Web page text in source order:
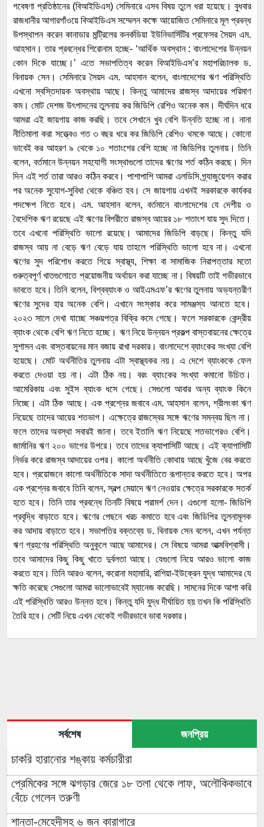
গবেষণা প্রতিষ্ঠানের (বিআইডিএস) সেমিনারে এসব বিষয় তুলে ধরা হয়েছে। বুধবার
রাজধানীর আগারগাঁওয়ে বিআইডিএস সম্মেলন কক্ষে আয়োজিত সেমিনারে মূল প্রবন্ধ
উপস্থাপন করেন কানাডার মন্ট্রিলের কনর্কডিয়া ইউনিভার্সিটির প্রফেসর সৈয়দ এম.
আহসান। তার প্রবন্ধের শিরোনাম হচ্ছে- ‘আর্থিক অবস্থান : বাংলাদেশের উন্নয়ন
কোন দিকে যাচ্ছে।’ এতে সভাপতিত্ব করেন বিআইডিএস’র মহাপরিচালক ড.
বিনায়ক সেন। সেমিনারে সৈয়দ এম. আহসান বলেন, বাংলাদেশের ঋণ পরিস্থিতি
এখনো স্বস্তিদায়ক অবস্থায় আছে। কিন্তু আমাদের রাজস্ব আদায়ের পরিমাণ
কম। মোট দেশজ উৎপাদনের তুলনায় কর জিডিপি রেশিও অনেক কম। দীর্ঘদিন ধরে
আমরা এই জায়গায় কাজ করছি। তবে সেখানে খুব বেশি উন্নতি হচ্ছে না। নানা
নীতিমালা করা সত্ত্বেও গত ৩ বছর ধরে কর জিডিপি রেশিও থমকে আছে। কোনো
ভাবেই কর আহরণ ৯ থেকে ১০ শতাংশের বেশি হচ্ছে না জিডিপির তুলনায়। তিনি
বলেন, বর্তমানে উন্নয়ন সহযোগী সংস্থাগুলো তাদের ঋণের শর্ত কঠিন করছে। দিন
দিন এই শর্ত তারা আরও কঠিন করবে। পাশাপাশি আমরা এলডিসি গ্র্যাজুয়েশন করার
পর অনেক সুযোগ-সুবিধা থেকে বঞ্চিত হব। সে জায়গায় এখনই সরকারকে কার্যকর
পদক্ষেপ নিতে হবে। এম. আহসান বলেন, বর্তমানে বাংলাদেশের যে দেশীয় ও
বৈদেশিক ঋণ রয়েছে এই ঋণের বিপরীতে রাজস্ব আয়ের ১৮ শতাংশ যায় সুদ দিতে।
তবে এখনো পরিস্থিতি ভালো রয়েছে। আমাদের জিডিপি বাড়ছে। কিন্তু যদি
রাজস্ব আয় না বেড়ে ঋণ বেড়ে যায় তাহলে পরিস্থিতি ভালো হবে না। এখনো
ঋণের সুদ পরিশোধ করতে গিয়ে স্বাস্থ্য, শিক্ষা বা সামাজিক নিরাপত্তার মতো
গুরুত্বপূর্ণ খাতগুলোতে প্রয়োজনীয় অর্থায়ন করা যাচ্ছে না। বিষয়টি তাই গভীরভাবে
ভাবতে হবে। তিনি বলেন, বিশ্বব্যাংক ও আইএমএফ’র ঋণের তুলনায় অভ্যন্তরীণ
ঋণের সুদের হার অনেক বেশি। এখানে সংস্কার করে সামঞ্জস্য আনতে হবে।
২০২৩ সালে দেখা যাচ্ছে সঞ্চয়পত্র বিক্রি কমে গেছে। ফলে সরকারকে কেন্দ্রীয়
ব্যাংক থেকে বেশি ঋণ নিতে হচ্ছে। ঋণ নিয়ে উন্নয়ন প্রকল্প বাস্তবায়নের ক্ষেত্রে
সুশাসন এবং বাস্তবায়নের মান বজায় রাখা দরকার। বাংলাদেশে ব্যাংকের সংখ্যা বেশি
হয়েছে। মোট অর্থনীতির তুলনায় এটা স্বাস্থ্যকর নয়। এ দেশে ব্যাংককে ফেল
করতে দেওয়া হয় না। এটা ঠিক নয়। বরং ব্যাংকের সংখ্যা কমানো উচিত।
আমেরিকায় এবং সুইস ব্যাংক ধসে গেছে। সেগুলো আবার অন্য ব্যাংক কিনে
নিচ্ছে। এটা ঠিক আছে। এক প্রশ্নের জবাবে এম. আহসান বলেন, শ্রীলংকা ঋণ
নিয়েছে তাদের আয়ের শতভাগ। এক্ষেত্রে রাজস্বের সঙ্গে ঋণের সমন্বয় ছিল না।
ফলে তাদের অবস্থা সবারই জানা। তবে ইতালি ঋণ নিয়েছে শতভাগেরও বেশি।
জার্মানির ঋণ ২০০ ভাগের উপরে। তবে তাদের ক্যাপাসিটি আছে। এই ক্যাপাসিটি
নির্ভর করে রাজস্ব আদায়ের ওপর। কালো অর্থনীতি কোথায় আছে খুঁজে বের করতে
হবে। প্রয়োজনে কালো অর্থনীতিকে সাদা অর্থনীতিতে রূপান্তর করতে হবে। অপর
এক প্রশ্নের জবাবে তিনি বলেন, স্বল্প মেয়াদে ঋণ নেওয়ার ক্ষেত্রে সরকারকে সতর্ক
হতে হবে। তিনি তার প্রবন্ধে তিনটি বিষয়ে পরামর্শ দেন। এগুলো হলো- জিডিপি
প্রবৃদ্ধি বাড়াতে হবে। ঋণের পেছনে খরচ কমাতে হবে এবং জিডিপির তুলনামূলক
কর আদায় বাড়াতে হবে। সভাপতির বক্তব্যে ড. বিনায়ক সেন বলেন, এখন পর্যন্ত
ঋণ গ্রহণের পরিস্থিতি অনুকূলে আছে আমাদের। সে বিষয়ে আমরা আত্মবিশ্বাসী।
তবে আমাদের কিছু কিছু খাতে দুর্বলতা আছে। যেগুলো নিয়ে আরও ভালো কাজ
করতে হবে। তিনি আরও বলেন, করোনা মহামারি, রাশিয়া-ইউক্রেন যুদ্ধ আমাদের যে
ক্ষতি করেছে সেগুলো আমরা ভালোভাবেই ম্যানেজ করেছি। সামনের দিকে আশা করি
এই পরিস্থিতি আরও উন্নত হবে। কিন্তু যদি যুদ্ধ দীর্ঘায়িত হয় তখন কি পরিস্থিতি
তৈরি হবে। সেটি নিয়ে এখন থেকেই গভীরভাবে ভাবা দরকার।
সর্বশেষ জনপ্রিয়
চাকরি হারানোর শঙ্কায় কর্মচারীরা
প্রেমিকের সঙ্গে ঝগড়ার জেরে ১৮ তলা থেকে লাফ, অলৌকিকভাবে
বেঁচে গেলেন তরুণী
শান্তা-মেহেদীসহ ৬ জন কারাগারে